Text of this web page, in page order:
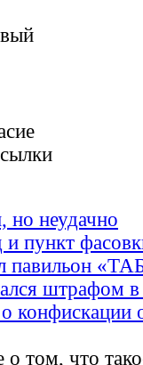
неудачно
пункт
павильон
штрафом
конфискации
том, что